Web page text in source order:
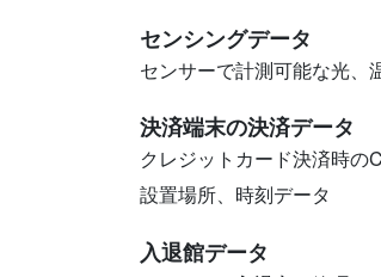
センシングデータ
センサーで計測可能な光、
決済端末の決済データ
クレジットカード決済時の
設置場所、時刻データ
入退館データ